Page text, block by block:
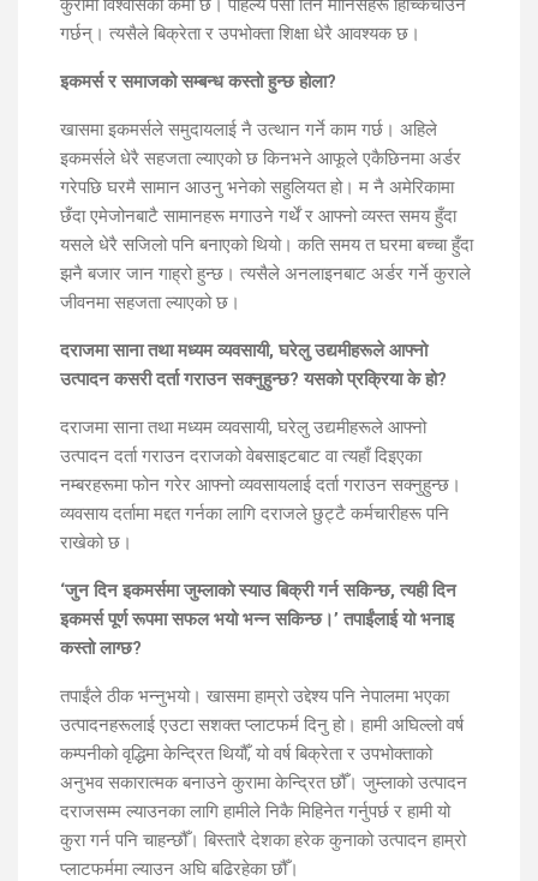
कुरामा विश्वासको कमी छ। पहिल्यै पैसा तिर्न मानिसहरू हिच्किचाउने
गर्छन्। त्यसैले बिक्रेता र उपभोक्ता शिक्षा धेरै आवश्यक छ।
इकमर्स र समाजको सम्बन्ध कस्तो हुन्छ होला?
खासमा इकमर्सले समुदायलाई नै उत्थान गर्ने काम गर्छ। अहिले
इकमर्सले धेरै सहजता ल्याएको छ किनभने आफूले एकैछिनमा अर्डर
गरेपछि घरमै सामान आउनु भनेको सहुलियत हो। म नै अमेरिकामा
छँदा एमेजोनबाटै सामानहरू मगाउने गर्थें र आफ्नो व्यस्त समय हुँदा
यसले धेरै सजिलो पनि बनाएको थियो। कति समय त घरमा बच्चा हुँदा
झनै बजार जान गाह्रो हुन्छ। त्यसैले अनलाइनबाट अर्डर गर्ने कुराले
जीवनमा सहजता ल्याएको छ।
दराजमा साना तथा मध्यम व्यवसायी, घरेलु उद्यमीहरूले आफ्नो
उत्पादन कसरी दर्ता गराउन सक्नुहुन्छ? यसको प्रक्रिया के हो?
दराजमा साना तथा मध्यम व्यवसायी, घरेलु उद्यमीहरूले आफ्नो
उत्पादन दर्ता गराउन दराजको वेबसाइटबाट वा त्यहाँ दिइएका
नम्बरहरूमा फोन गरेर आफ्नो व्यवसायलाई दर्ता गराउन सक्नुहुन्छ।
व्यवसाय दर्तामा मद्दत गर्नका लागि दराजले छुट्टै कर्मचारीहरू पनि
राखेको छ।
‘जुन दिन इकमर्समा जुम्लाको स्याउ बिक्री गर्न सकिन्छ, त्यही दिन
इकमर्स पूर्ण रूपमा सफल भयो भन्न सकिन्छ।’ तपाईंलाई यो भनाइ
कस्तो लाग्छ?
तपाईंले ठीक भन्नुभयो। खासमा हाम्रो उद्देश्य पनि नेपालमा भएका
उत्पादनहरूलाई एउटा सशक्त प्लाटफर्म दिनु हो। हामी अघिल्लो वर्ष
कम्पनीको वृद्धिमा केन्द्रित थियौँ, यो वर्ष बिक्रेता र उपभोक्ताको
अनुभव सकारात्मक बनाउने कुरामा केन्द्रित छौँ। जुम्लाको उत्पादन
दराजसम्म ल्याउनका लागि हामीले निकै मिहिनेत गर्नुपर्छ र हामी यो
कुरा गर्न पनि चाहन्छौँ। बिस्तारै देशका हरेक कुनाको उत्पादन हाम्रो
प्लाटफर्ममा ल्याउन अघि बढिरहेका छौँ।